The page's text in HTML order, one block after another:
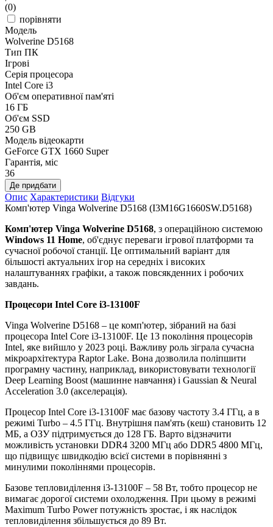
(0)
порівняти
Модель
Wolverine D5168
Тип ПК
Ігрові
Серія процесора
Intel Core i3
Об'єм оперативної пам'яті
16 ГБ
Об'єм SSD
250 GB
Модель відеокарти
GeForce GTX 1660 Super
Гарантія, міс
36
Де придбати
Опис Характеристики Відгуки
Комп'ютер Vinga Wolverine D5168 (I3M16G1660SW.D5168)
Комп'ютер Vinga Wolverine D5168, з операційною системою
Windows 11 Home, об'єднує переваги ігрової платформи та
сучасної робочої станції. Це оптимальний варіант для
більшості актуальних ігор на середніх і високих
налаштуваннях графіки, а також повсякденних і робочих
завдань.
Процесори Intel Core i3-13100F
Vinga Wolverine D5168 – це комп'ютер, зібраний на базі
процесора Intel Core i3-13100F. Це 13 покоління процесорів
Intel, яке вийшло у 2023 році. Важливу роль зіграла сучасна
мікроархітектура Raptor Lake. Вона дозволила поліпшити
програмну частину, наприклад, використовувати технології
Deep Learning Boost (машинне навчання) і Gaussian & Neural
Acceleration 3.0 (акселерація).
Процесор Intel Core i3-13100F має базову частоту 3.4 ГГц, а в
режимі Turbo – 4.5 ГГц. Внутрішня пам'ять (кеш) становить 12
МБ, а ОЗУ підтримується до 128 ГБ. Варто відзначити
можливість установки DDR4 3200 МГц або DDR5 4800 МГц,
що підвищує швидкодію всієї системи в порівнянні з
минулими поколіннями процесорів.
Базове тепловиділення i3-13100F – 58 Вт, тобто процесор не
вимагає дорогої системи охолодження. При цьому в режимі
Maximum Turbo Power потужність зростає, і як наслідок
тепловиділення збільшується до 89 Вт.